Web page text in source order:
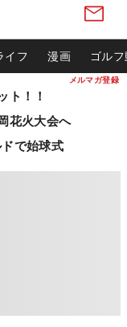
メルマガ登録
イフ 漫画 ゴル
ト！！
花火大会へ
で始球式